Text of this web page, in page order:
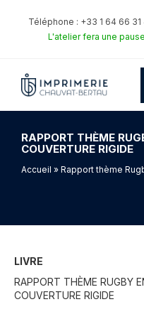
Téléphone : +33 1 64 66 31
L'atelier fera une
RAPPORT THÈME
COUVERTURE RIGIDE
Accueil » Rapport thème
LIVRE
RAPPORT THÈME RUGBY
COUVERTURE RIGIDE